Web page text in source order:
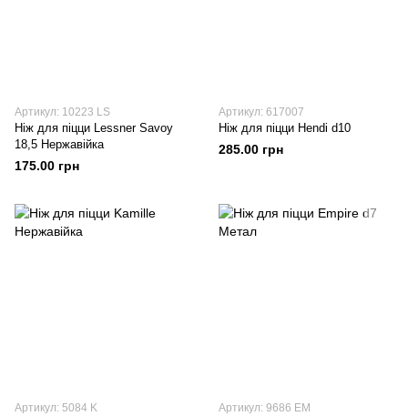
Артикул: 10223 LS
Ніж для піцци Lessner Savoy
18,5 Нержавійка
175.00 грн
Артикул: 617007
Ніж для піцци Hendi d10
285.00 грн
Артикул: 5084 K Артикул: 9686 EM